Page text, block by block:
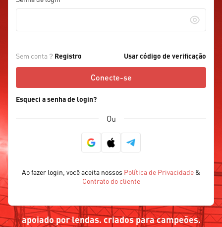
Sem conta？ Registro Usar código de verificação
Conecte-se
Esqueci a senha de login?
Ou
Ao fazer login, você aceita nossos Política de Privacidade &
Contrato do cliente
apoiado por lendas. criados para campeões.